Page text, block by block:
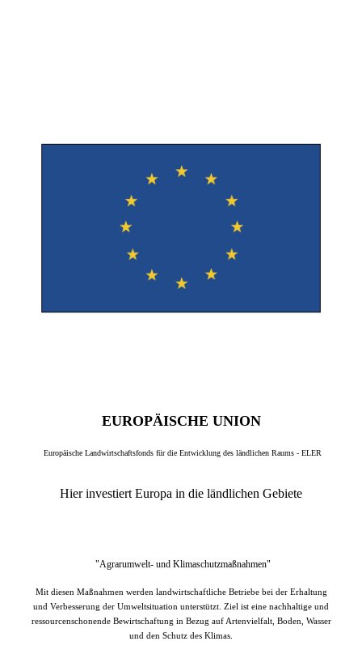
EUROPÄISCHE UNION
Europäische Landwirtschaftsfonds für die Entwicklung des ländlichen Raums - ELER
Hier investiert Europa in die ländlichen Gebiete
"Agrarumwelt- und Klimaschutzmaßnahmen"
Mit diesen Maßnahmen werden landwirtschaftliche Betriebe bei der Erhaltung
und Verbesserung der Umweltsituation unterstützt. Ziel ist eine nachhaltige und
ressourcenschonende Bewirtschaftung in Bezug auf Artenvielfalt, Boden, Wasser
und den Schutz des Klimas.